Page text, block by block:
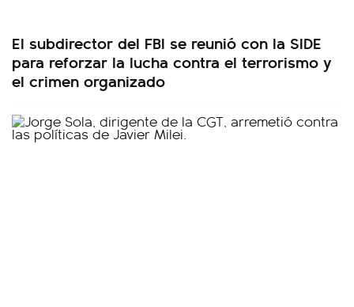
El subdirector del FBI se reunió con la SIDE
para reforzar la lucha contra el terrorismo y
el crimen organizado